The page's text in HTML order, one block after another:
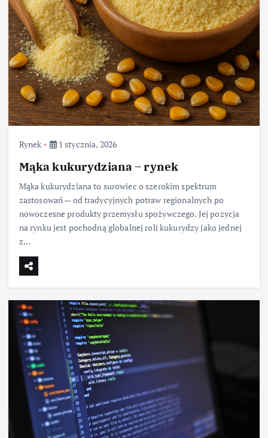
Rynek 1 stycznia, 2026
Mąka kukurydziana – rynek
Mąka kukurydziana to surowiec o szerokim spektrum
zastosowań — od tradycyjnych potraw regionalnych po
nowoczesne produkty przemysłu spożywczego. Jej pozycja
na rynku jest pochodną globalnej roli kukurydzy jako jednej
z…